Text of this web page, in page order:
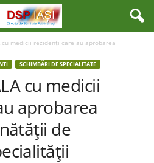
cu medicii rezidenţi care au aprobarea
SCHIMBĂRI DE SPECIALITATE
cu medicii
aprobarea
de